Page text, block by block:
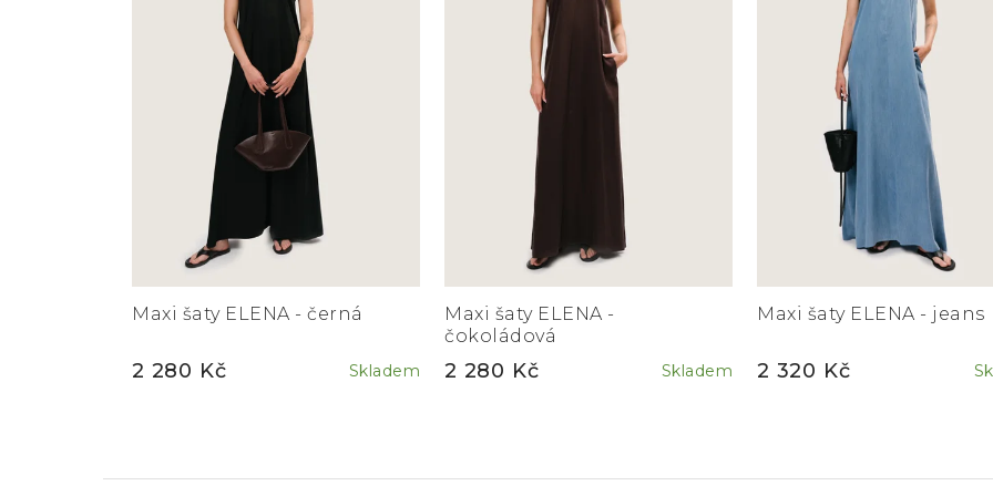
Maxi šaty ELENA - černá
Skladem
2 280 Kč
Maxi šaty ELENA -
čokoládová
Skladem
2 280 Kč
Maxi šaty ELENA - jeans
2 320 Kč